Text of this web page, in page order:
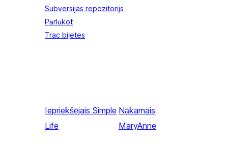
Subversijas repozitorijs
Pārlūkot
Trac biļetes
Iepriekšējais Simple
Life
Nākamais
MaryAnne